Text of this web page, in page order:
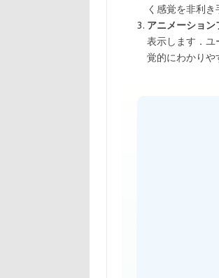
く感覚を非利き
アニメーション
表示します．ユ
覚的にわかりや